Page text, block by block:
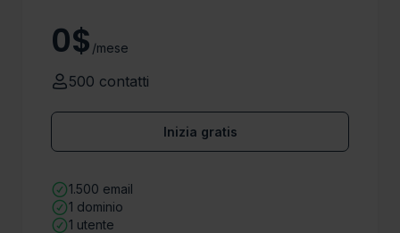
0$ /mese
500 contatti
Inizia gratis
1.500 email
1 dominio
1 utente